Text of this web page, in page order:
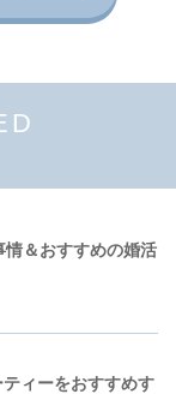
＆おすすめの婚活
ィーをおすすめす